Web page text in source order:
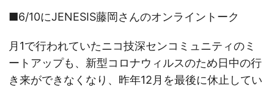
■6/10にJENESIS藤岡さんのオンライントーク
月1で行われていたニコ技深センコミュニティのミ
ートアップも、新型コロナウィルスのため日中の行
き来ができなくなり、昨年12月を最後に休止してい